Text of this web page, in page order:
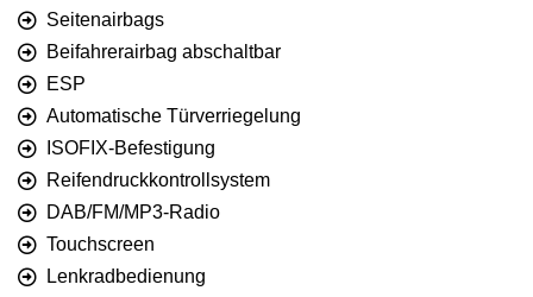
Seitenairbags
Beifahrerairbag abschaltbar
ESP
Automatische Türverriegelung
ISOFIX-Befestigung
Reifendruckkontrollsystem
DAB/FM/MP3-Radio
Touchscreen
Lenkradbedienung